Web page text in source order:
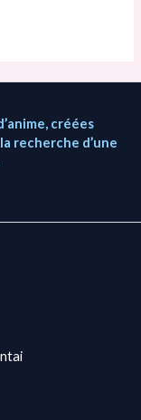
créées
recherche d’une